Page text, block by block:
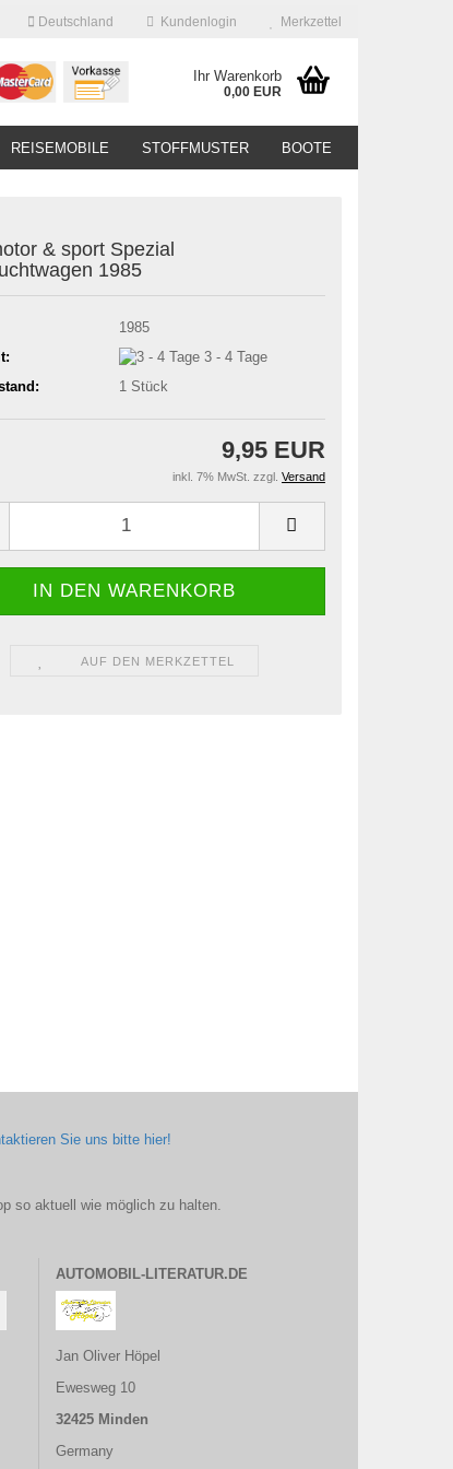
Deutschland Kundenlogin Merkzettel
Ihr Warenkorb
0,00 EUR
REISEMOBILE STOFFMUSTER BOOTE
& sport Spezial
1985
1985
3 - 4 Tage
1 Stück
9,95 EUR
inkl. 7% MwSt. zzgl. Versand
AUF DEN MERKZETTEL
Sie uns bitte hier!
so aktuell wie möglich zu halten.
AUTOMOBIL-LITERATUR.DE
Jan Oliver Höpel
Ewesweg 10
32425 Minden
Germany